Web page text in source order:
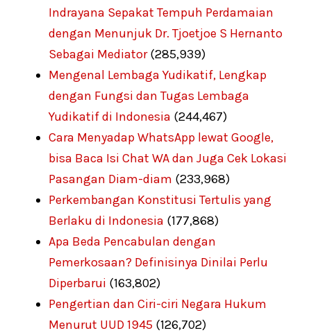
Indrayana Sepakat Tempuh Perdamaian
dengan Menunjuk Dr. Tjoetjoe S Hernanto
Sebagai Mediator (285,939)
Mengenal Lembaga Yudikatif, Lengkap
dengan Fungsi dan Tugas Lembaga
Yudikatif di Indonesia (244,467)
Cara Menyadap WhatsApp lewat Google,
bisa Baca Isi Chat WA dan Juga Cek Lokasi
Pasangan Diam-diam (233,968)
Perkembangan Konstitusi Tertulis yang
Berlaku di Indonesia (177,868)
Apa Beda Pencabulan dengan
Pemerkosaan? Definisinya Dinilai Perlu
Diperbarui (163,802)
Pengertian dan Ciri-ciri Negara Hukum
Menurut UUD 1945 (126,702)